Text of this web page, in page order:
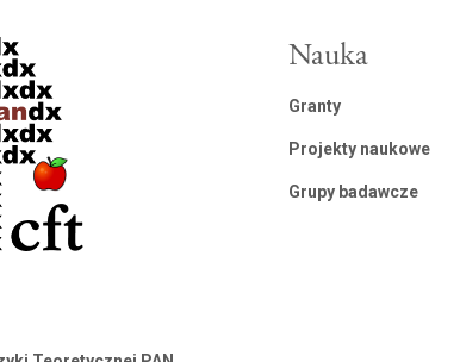
Nauka
Granty
Projekty naukowe
Grupy badawcze